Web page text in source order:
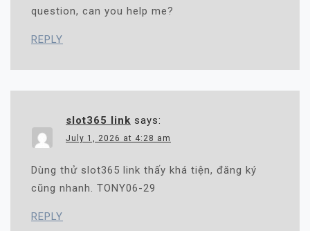
question, can you help me?
REPLY
slot365 link says:
July 1, 2026 at 4:28 am
Dùng thử slot365 link thấy khá tiện, đăng ký
cũng nhanh. TONY06-29
REPLY